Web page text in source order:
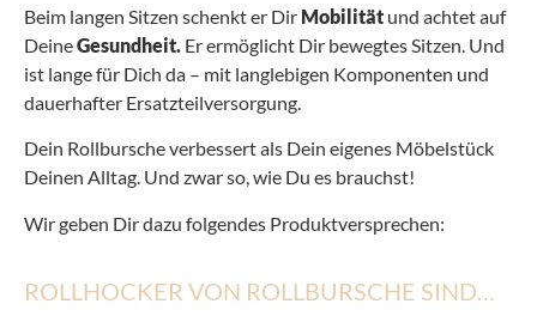
Beim langen Sitzen schenkt er Dir Mobilität und achtet auf
DeineGesundheit. Er ermöglicht Dir bewegtes Sitzen. Und
ist lange für Dich da – mit langlebigen Komponenten und
dauerhafter Ersatzteilversorgung.
Dein Rollbursche verbessert als Dein eigenes Möbelstück
Deinen Alltag. Und zwar so, wie Du es brauchst!
Wir geben Dir dazu folgendes Produktversprechen:
ROLLHOCKER VON ROLLBURSCHE SIND…